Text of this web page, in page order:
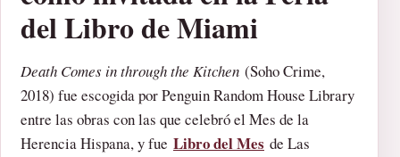
del Libro de Miami
Death Comes in through the Kitchen (Soho Crime,
2018) fue escogida por Penguin Random House Library
entre las obras con las que celebró el Mes de la
Herencia Hispana, y fue Libro del Mes de Las